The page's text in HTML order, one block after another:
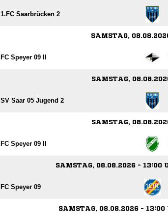
1.FC Saarbrücken 2
SAMSTAG,
FC Speyer 09 II
SAMSTAG,
SV Saar 05 Jugend 2
SAMSTAG,
FC Speyer 09 II
SAMSTAG, 08.08.2026 - 13:00
FC Speyer 09
SAMSTAG, 08.08.2026 - 13:00